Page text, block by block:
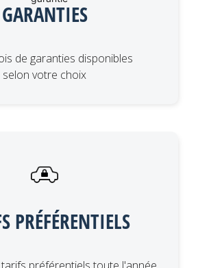
GARANTIES
de garanties disponibles
selon votre choix
PRÉFÉRENTIELS